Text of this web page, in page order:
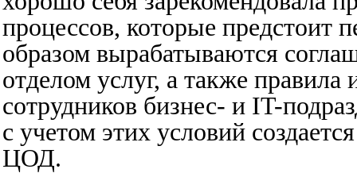
процессов, которые предстоит
образом вырабатываются
отделом услуг, а также правила
сотрудников бизнес- и IT-
с учетом этих условий
ЦОД.